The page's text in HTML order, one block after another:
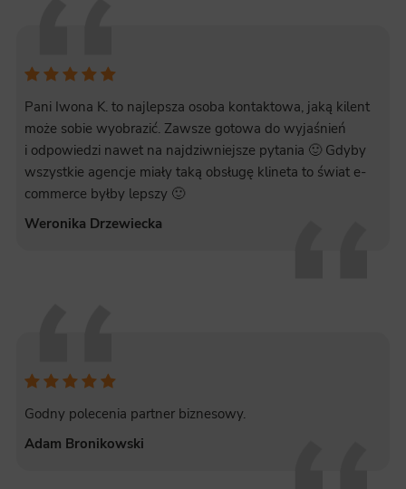
Pani Iwona K. to najlepsza osoba kontaktowa, jaką kilent
może sobie wyobrazić. Zawsze gotowa do wyjaśnień
i odpowiedzi nawet na najdziwniejsze pytania 🙂 Gdyby
wszystkie agencje miały taką obsługę klineta to świat e-
commerce byłby lepszy 🙂
Weronika Drzewiecka
Godny polecenia partner biznesowy.
Adam Bronikowski